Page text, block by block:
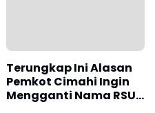
Terungkap Ini Alasan
Pemkot Cimahi Ingin